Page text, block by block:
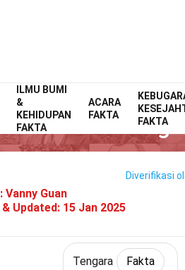
ILMU BUMI
&
KEHIDUPAN
FAKTA
ACARA
FAKTA
FAKTA
Home Dunia Fakta
30 Fakta Tentang
Vanny Guan
Updated: 15 Jan 2025
Diverifikasi
Tengara Fakta